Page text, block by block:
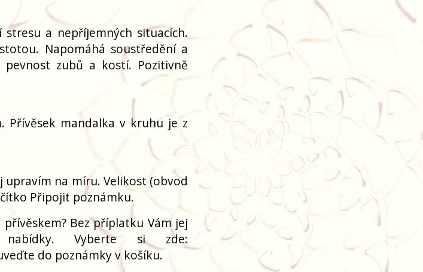
a nepříjemných situacích.
Napomáhá soustředění a
zubů a kostí. Pozitivně
Přívěsek mandalka v kruhu je z
upravím na míru. Velikost (obvod
Připojit poznámku.
Bez příplatku Vám jej
Vyberte si zde:
do poznámky v košíku.